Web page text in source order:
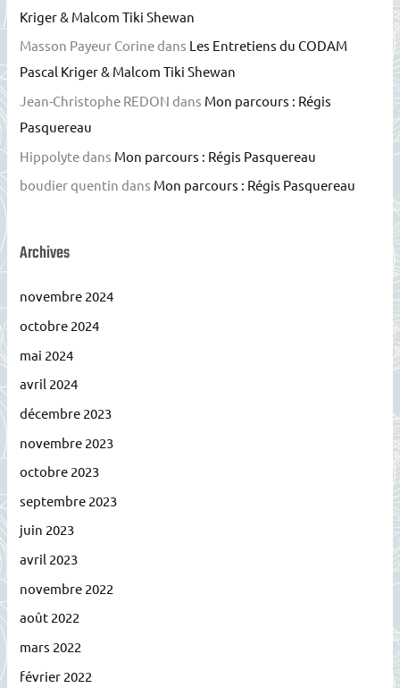
Kriger & Malcom Tiki Shewan
Masson Payeur Corinedans Les Entretiens du CODAM
Pascal Kriger & Malcom Tiki Shewan
Jean-Christophe REDON dans Mon parcours : Régis
Pasquereau
Hippolytedans Mon parcours : Régis Pasquereau
boudier quentin dans Mon parcours : Régis Pasquereau
Archives
novembre 2024
octobre 2024
mai 2024
avril 2024
décembre 2023
novembre 2023
octobre 2023
septembre 2023
juin 2023
avril 2023
novembre 2022
août 2022
mars 2022
février 2022